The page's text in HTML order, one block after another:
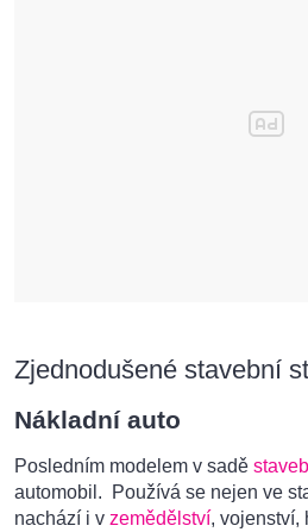
Zjednodušené stavební
Nákladní auto
Posledním modelem v sadě
automobil. Používá se nejen ve
nachází i v zemědělství, vojenství,